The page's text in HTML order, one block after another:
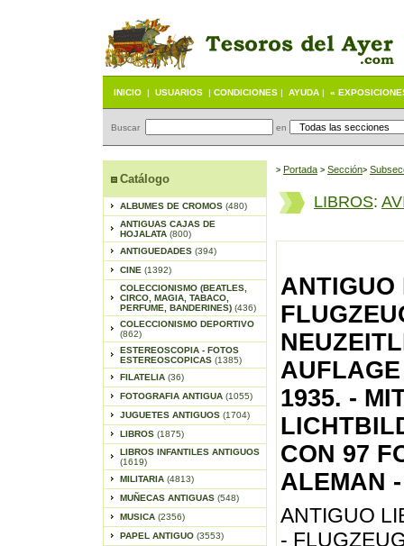
INICIO | USUARIOS | CONDICIONES | AYUDA | «
Buscar en
Catálogo
ALBUMES DE CROMOS (480)
ANTIGUAS CAJAS DE
HOJALATA (800)
ANTIGUEDADES (394)
CINE (1392)
COLECCIONISMO (BEATLES,
CIRCO, MAGIA, TABACO,
PERFUME, BANDERINES) (436)
COLECCIONISMO DEPORTIVO
(862)
ESTEREOSCOPIA - FOTOS
ESTEREOSCOPICAS (1385)
FILATELIA (36)
FOTOGRAFIA ANTIGUA (1055)
JUGUETES ANTIGUOS (1704)
LIBROS (1875)
LIBROS INFANTILES ANTIGUOS
(1619)
MILITARIA (4813)
MUÑECAS ANTIGUAS (548)
MUSICA (2356)
PAPEL ANTIGUO (3553)
> Portada > Sección>
LIBROS:
ANTIGUO
1935. -
CON 97
ALEMAN
ANTIGUO
-